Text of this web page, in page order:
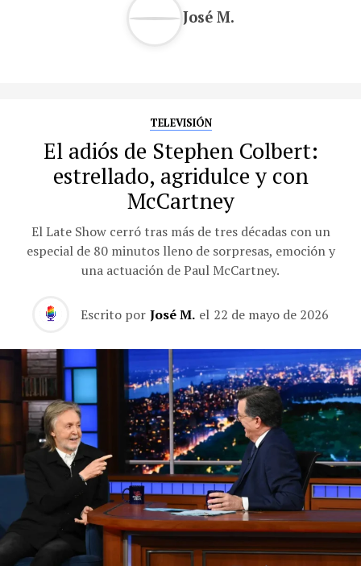
José M.
TELEVISIÓN
El adiós de Stephen Colbert:
estrellado, agridulce y con
McCartney
El Late Show cerró tras más de tres décadas con un
especial de 80 minutos lleno de sorpresas, emoción y
una actuación de Paul McCartney.
Escrito por José M. el 22 de mayo de 2026